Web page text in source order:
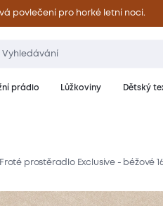
povlečení pro horké letní noci.
prádlo Lůžkoviny Dětský
Popis produktu
Froté prostěradlo Exclusive - béžové